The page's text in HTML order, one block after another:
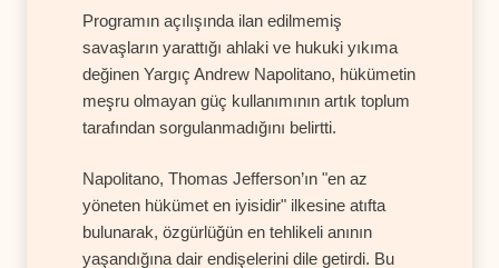
Programın açılışında ilan edilmemiş
savaşların yarattığı ahlaki ve hukuki yıkıma
değinen Yargıç Andrew Napolitano, hükümetin
meşru olmayan güç kullanımının artık toplum
tarafından sorgulanmadığını belirtti.
Napolitano, Thomas Jefferson’ın "en az
yöneten hükümet en iyisidir" ilkesine atıfta
bulunarak, özgürlüğün en tehlikeli anının
yaşandığına dair endişelerini dile getirdi. Bu